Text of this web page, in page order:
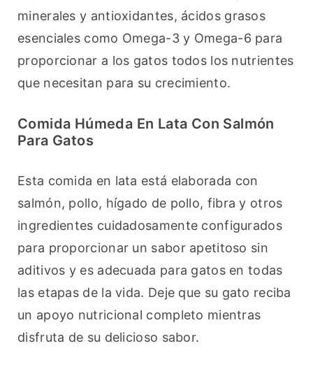
minerales y antioxidantes, ácidos grasos
esenciales como Omega-3 y Omega-6 para
proporcionar a los gatos todos los nutrientes
que necesitan para su crecimiento.
Comida Húmeda En Lata Con Salmón
Para Gatos
Esta comida en lata está elaborada con
salmón, pollo, hígado de pollo, fibra y otros
ingredientes cuidadosamente configurados
para proporcionar un sabor apetitoso sin
aditivos y es adecuada para gatos en todas
las etapas de la vida. Deje que su gato reciba
un apoyo nutricional completo mientras
disfruta de su delicioso sabor.